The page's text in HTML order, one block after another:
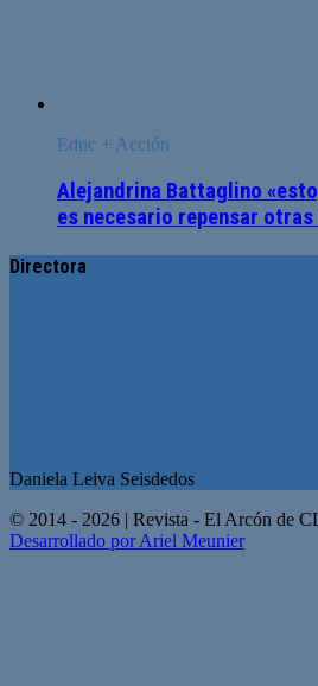
Educ + Acción
Alejandrina Battaglino
es necesario repensar
Directora
Daniela Leiva Seisdedos
© 2014 - 2026 | Revista - El Arcón de
Desarrollado por Ariel Meunier